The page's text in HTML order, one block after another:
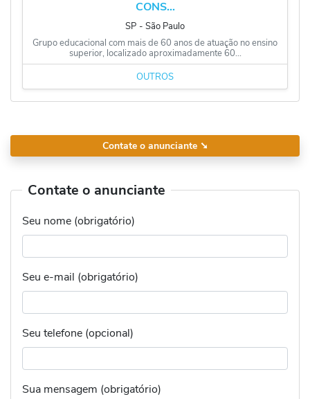
CONS...
SP ‐ São Paulo
Grupo educacional com mais de 60 anos de atuação no ensino
superior, localizado aproximadamente 60...
OUTROS
Contate o anunciante ➘
Contate o anunciante
Seu nome (obrigatório)
Seu e-mail (obrigatório)
Seu telefone (opcional)
Sua mensagem (obrigatório)